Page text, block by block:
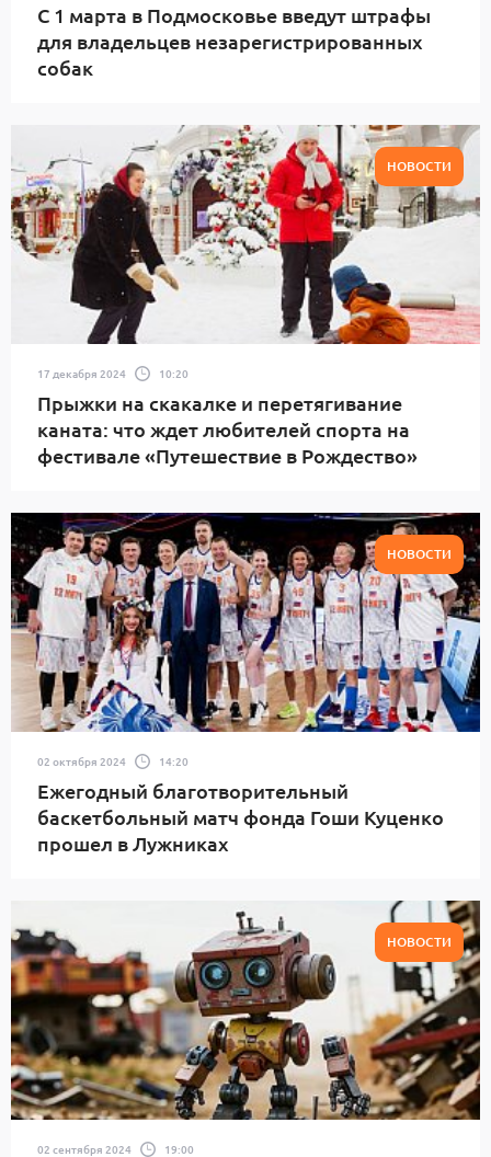
С 1 марта в Подмосковье введут штрафы
для владельцев незарегистрированных
собак
НОВОСТИ
17 декабря 2024 10:20
Прыжки на скакалке и перетягивание
каната: что ждет любителей спорта на
фестивале «Путешествие в Рождество»
НОВОСТИ
02 октября 2024 14:20
Ежегодный благотворительный
баскетбольный матч фонда Гоши Куценко
прошел в Лужниках
НОВОСТИ
02 сентября 2024 19:00